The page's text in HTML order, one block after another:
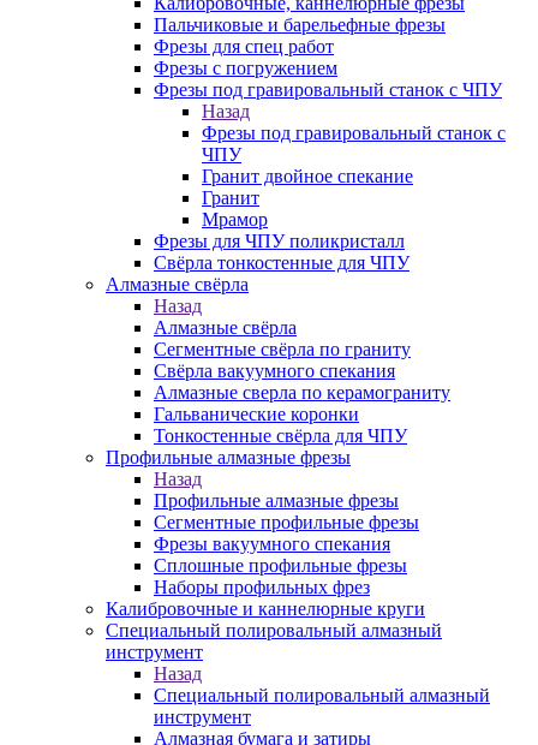
Пальчиковые и барельефные фрезы
Фрезы для спец работ
Фрезы с погружением
Фрезы под гравировальный станок с ЧПУ
Назад
Фрезы под гравировальный станок с
ЧПУ
Гранит двойное спекание
Гранит
Мрамор
Фрезы для ЧПУ поликристалл
Свёрла тонкостенные для ЧПУ
Алмазные свёрла
Назад
Алмазные свёрла
Сегментные свёрла по граниту
Свёрла вакуумного спекания
Алмазные сверла по керамограниту
Гальванические коронки
Тонкостенные свёрла для ЧПУ
Профильные алмазные фрезы
Назад
Профильные алмазные фрезы
Сегментные профильные фрезы
Фрезы вакуумного спекания
Сплошные профильные фрезы
Наборы профильных фрез
Калибровочные и каннелюрные круги
Специальный полировальный алмазный
инструмент
Назад
Специальный полировальный алмазный
инструмент
Алмазная бумага и затиры